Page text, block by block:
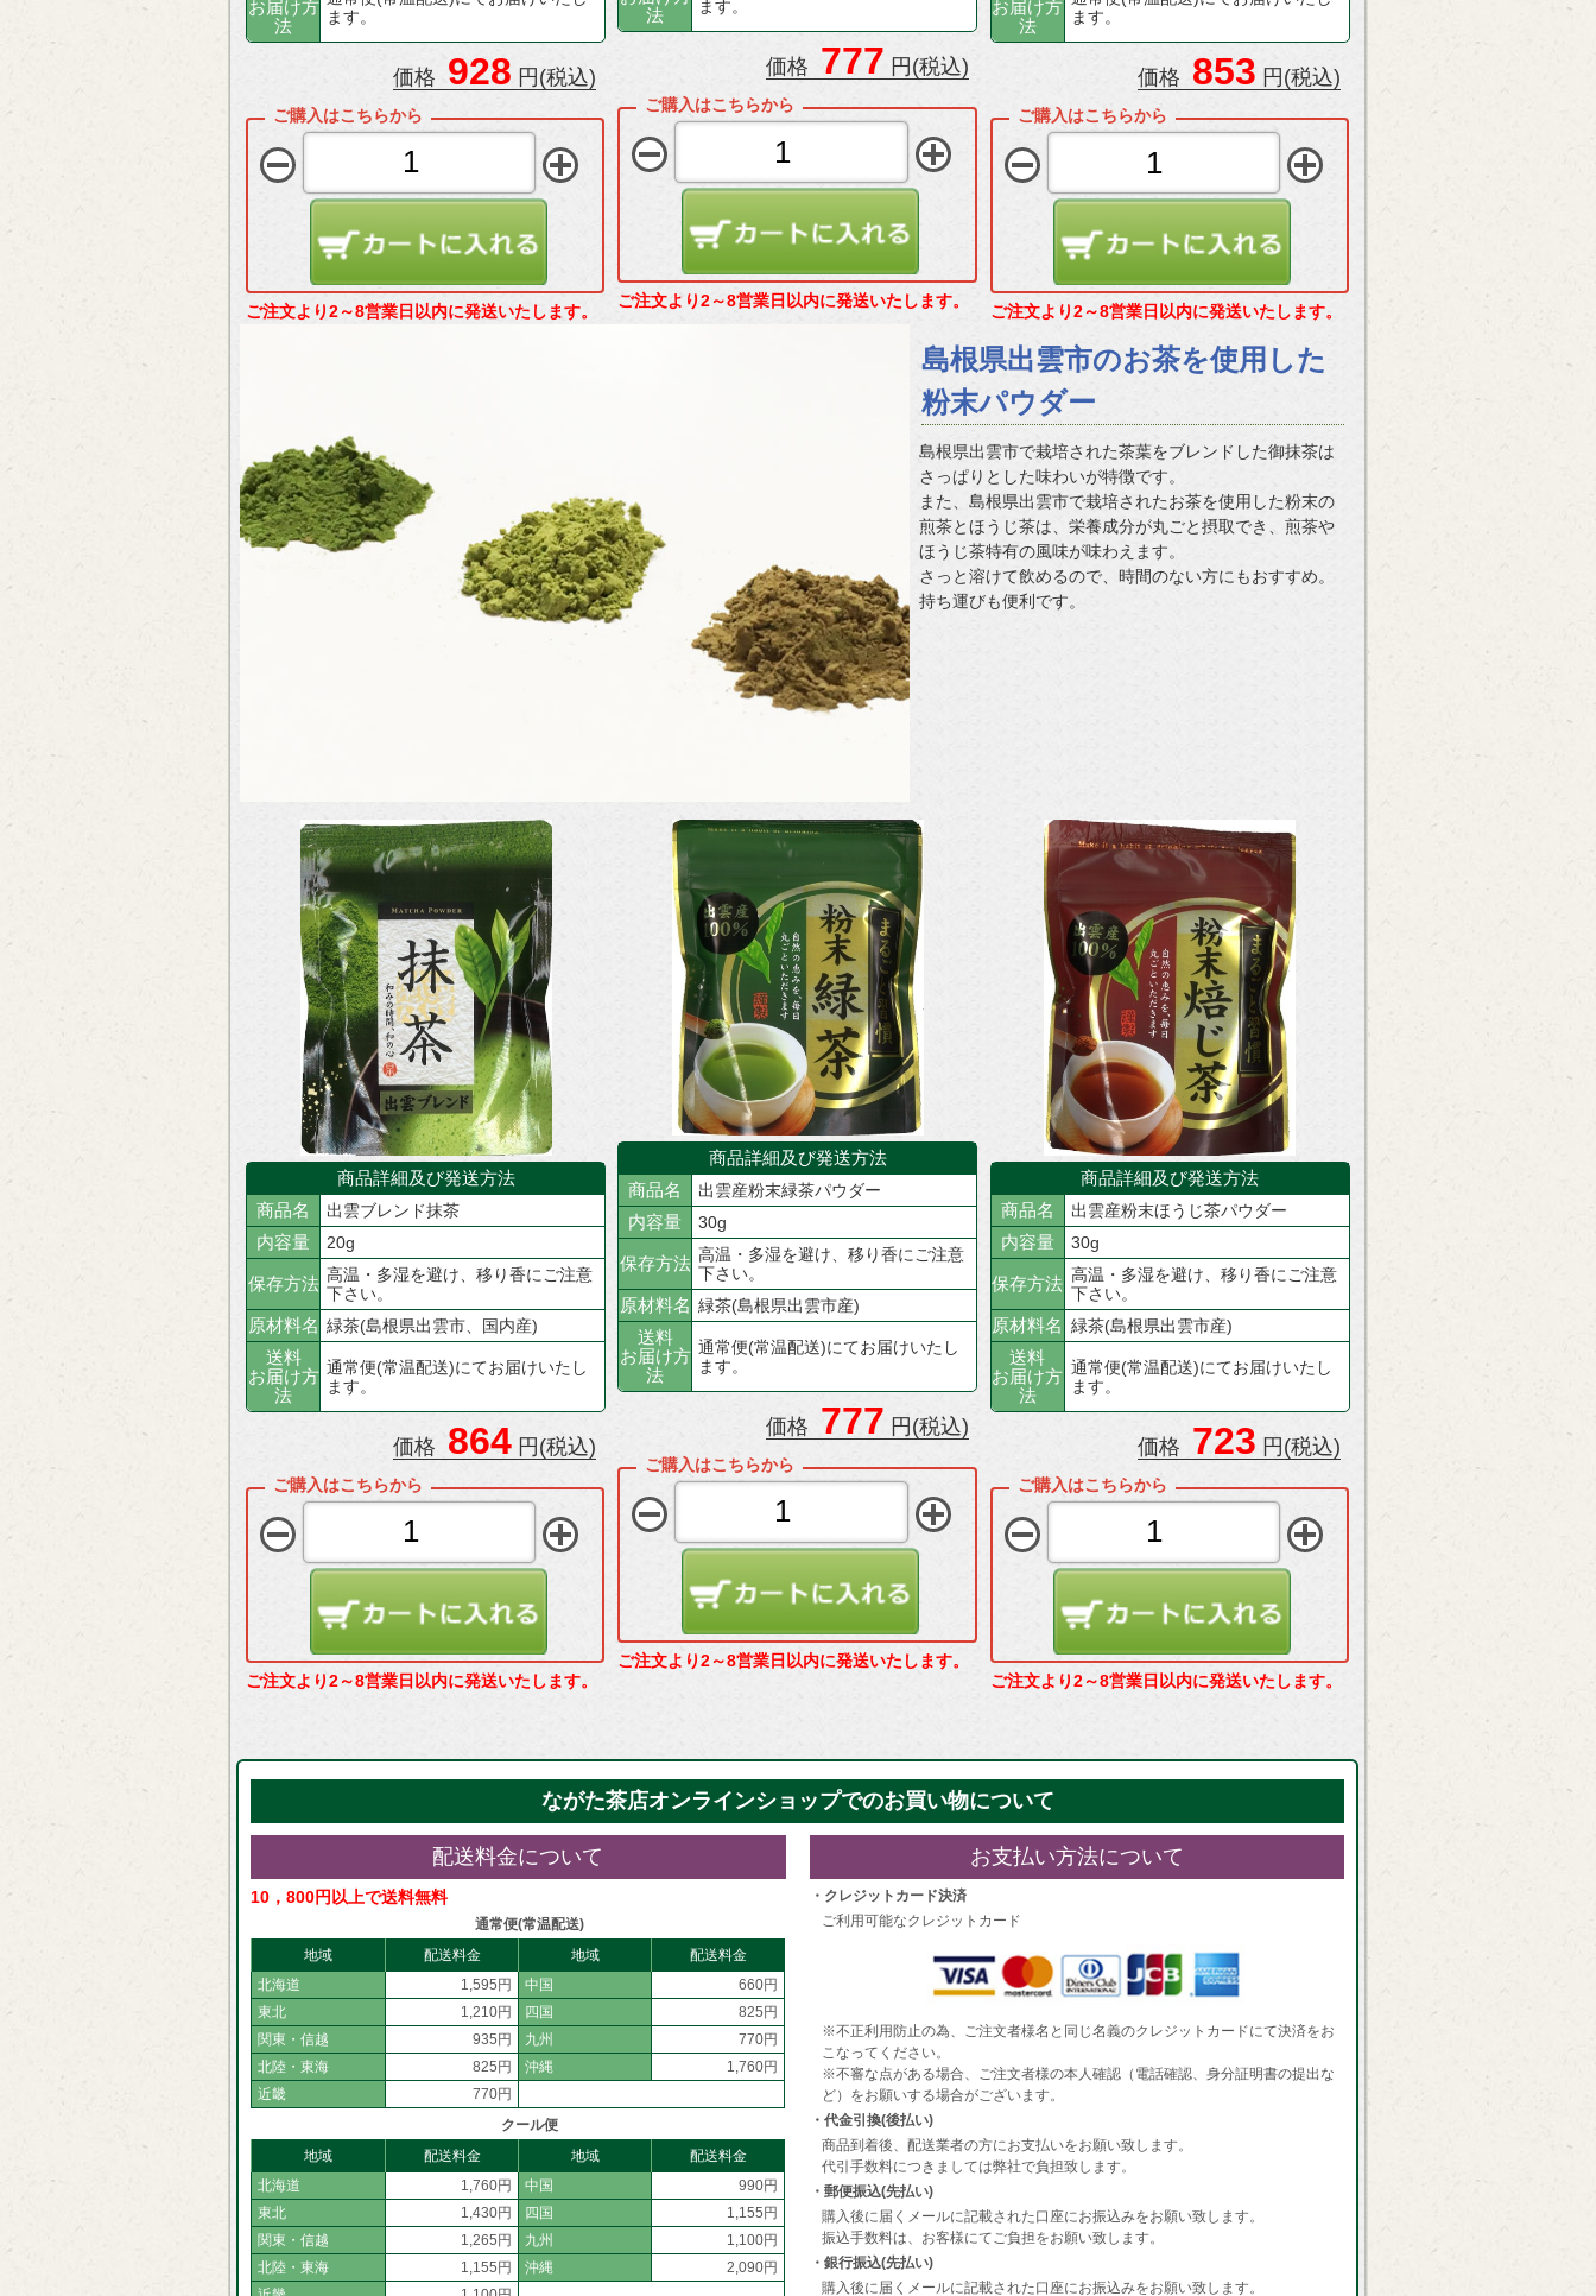
お届け方
法
ます。
価格 928 円(税込)
ご注文より2～8営業日以内に発送いたします。
法
ます。
価格 777 円(税込)
ご注文より2～8営業日以内に発送いたします。
お届け方
法
ます。
価格 853 円(税込)
ご注文より2～8営業日以内に発送いたします。
島根県出雲市のお茶を使用した
粉末パウダー
島根県出雲市で栽培された茶葉をブレンドした御抹茶は
さっぱりとした味わいが特徴です。
また、島根県出雲市で栽培されたお茶を使用した粉末の
煎茶とほうじ茶は、栄養成分が丸ごと摂取でき、煎茶や
ほうじ茶特有の風味が味わえます。
さっと溶けて飲めるので、時間のない方にもおすすめ。
持ち運びも便利です。
商品詳細及び発送方法
商品名
出雲ブレンド抹茶
内容量 20g
保存方法 高温・多湿を避け、移り香にご注意
下さい。
原材料名 緑茶(島根県出雲市、国内産)
送料
お届け方
法
通常便(常温配送)にてお届けいたし
ます。
価格 864 円(税込)
ご注文より2～8営業日以内に発送いたします。
商品詳細及び発送方法
商品名
出雲産粉末緑茶パウダー
内容量 30g
保存方法 高温・多湿を避け、移り香にご注意
下さい。
原材料名 緑茶(島根県出雲市産)
送料
お届け方
法
通常便(常温配送)にてお届けいたし
ます。
価格 777 円(税込)
ご注文より2～8営業日以内に発送いたします。
商品詳細及び発送方法
商品名
出雲産粉末ほうじ茶パウダー
内容量 30g
保存方法 高温・多湿を避け、移り香にご注意
下さい。
原材料名 緑茶(島根県出雲市産)
送料
お届け方
法
通常便(常温配送)にてお届けいたし
ます。
価格 723 円(税込)
ご注文より2～8営業日以内に発送いたします。
ながた茶店オンラインショップでのお買い物について
配送料金について
10，800円以上で送料無料
通常便(常温配送)
地域
配送料金 地域
配送料金
北海道
1,595円 中国
660円
東北
1,210円 四国
825円
関東・信越
935円 九州
770円
北陸・東海
825円 沖縄
1,760円
近畿
770円
クール便
地域
配送料金 地域
配送料金
北海道
1,760円 中国
990円
東北
1,430円 四国
1,155円
関東・信越
1,265円 九州
1,100円
北陸・東海
1,155円 沖縄
2,090円
お支払い方法について
・クレジットカード決済
ご利用可能なクレジットカード
※不正利用防止の為、ご注文者様名と同じ名義のクレジットカードにて決済をお
こなってください。
※不審な点がある場合、ご注文者様の本人確認（電話確認、身分証明書の提出な
ど）をお願いする場合がございます。
・代金引換(後払い)
商品到着後、配送業者の方にお支払いをお願い致します。
代引手数料につきましては弊社で負担致します。
・郵便振込(先払い)
購入後に届くメールに記載された口座にお振込みをお願い致します。
振込手数料は、お客様にてご負担をお願い致します。
・銀行振込(先払い)
購入後に届くメールに記載された口座にお振込みをお願い致します。